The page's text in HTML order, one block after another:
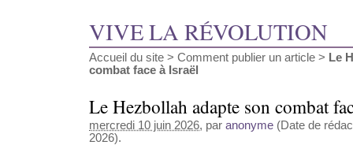
VIVE LA RÉVOLUTION
Accueil du site > Comment publier un article > Le
combat face à Israël
Le Hezbollah adapte son combat
mercredi 10 juin 2026, par anonyme (Date de
2026).